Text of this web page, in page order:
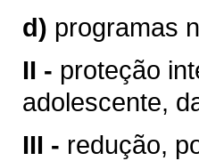
d) programas
II - proteção
adolescente,
III - redução,